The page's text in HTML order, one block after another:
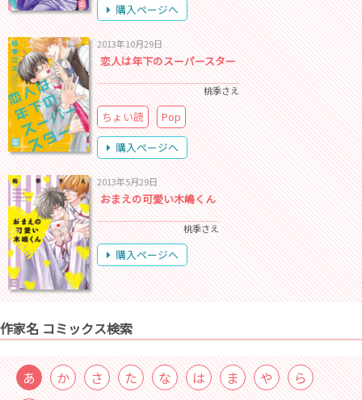
購入ページへ
2013年10月29日
恋人は年下のスーパースター
桃季さえ
ちょい読
Pop
購入ページへ
2013年5月29日
おまえの可愛い木嶋くん
桃季さえ
購入ページへ
作家名 コミックス検索
あ か さ た な は ま や
ら